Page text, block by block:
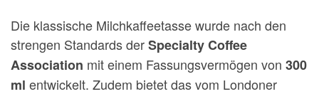
Die klassische Milchkaffeetasse wurde nach den
strengen Standards derSpecialty Coffee
Association mit einem Fassungsvermögen von 300
ml entwickelt. Zudem bietet das vom Londoner